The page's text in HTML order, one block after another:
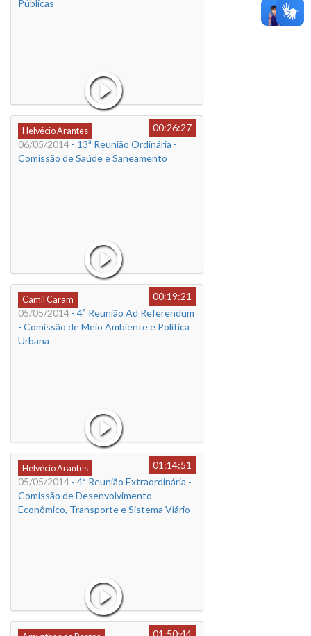
Públicas
Helvécio Arantes
00:26:27
06/05/2014 - 13ª Reunião Ordinária -
Comissão de Saúde e Saneamento
Camil Caram
00:19:21
05/05/2014 - 4ª Reunião Ad Referendum
- Comissão de Meio Ambiente e Política
Urbana
Helvécio Arantes
01:14:51
05/05/2014 - 4ª Reunião Extraordinária -
Comissão de Desenvolvimento
Econômico, Transporte e Sistema Viário
01:50:44